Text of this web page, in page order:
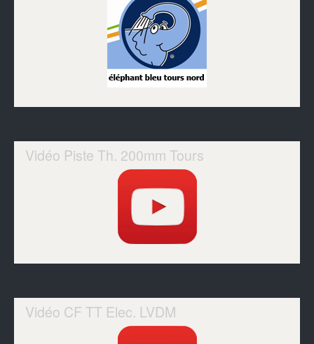
Vidéo Piste Th. 200mm Tours
Vidéo CF TT Elec. LVDM